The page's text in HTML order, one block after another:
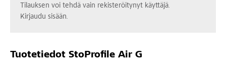
Tilauksen voi tehdä vain rekisteröitynyt käyttäjä.
Kirjaudu sisään.
Tuotetiedot StoProfile Air G